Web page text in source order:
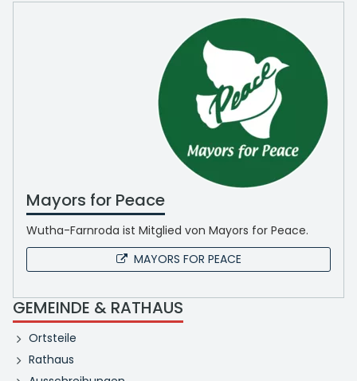
Mayors for Peace
Wutha-Farnroda ist Mitglied von Mayors for Peace.
MAYORS FOR PEACE
GEMEINDE & RATHAUS
Ortsteile
Rathaus